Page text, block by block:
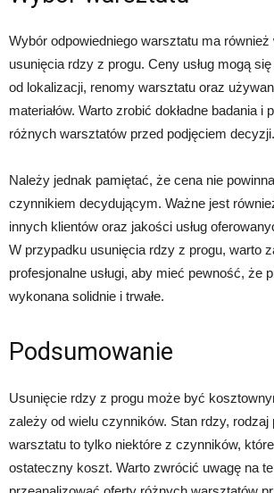
Wybór odpowiedniego warsztatu ma również
usunięcia rdzy z progu. Ceny usług mogą
od lokalizacji, renomy warsztatu oraz
materiałów. Warto zrobić dokładne badania i
różnych warsztatów przed podjęciem decyzji.
Należy jednak pamiętać, że cena nie
czynnikiem decydującym. Ważne jest
innych klientów oraz jakości usług
W przypadku usunięcia rdzy z progu, warto
profesjonalne usługi, aby mieć pewność, że
wykonana solidnie i trwałe.
Podsumowanie
Usunięcie rdzy z progu może być
zależy od wielu czynników. Stan rdzy, rodzaj
warsztatu to tylko niektóre z czynników,
ostateczny koszt. Warto zwrócić uwagę na